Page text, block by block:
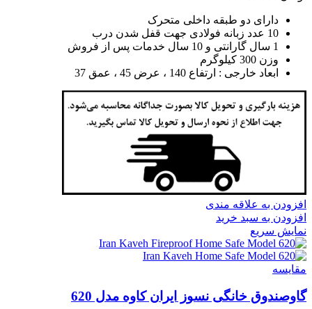
دارای دو طبقه داخلی متحرک
10 عدد زبانه فولادی جهت قفل شدن درب
1 سال گارانتی و 10 سال خدمات پس از فروش
وزن 300 کیلوگرم
ابعاد خارجی : ارتفاع 140 ، عرض 45 ، عمق 37
افزودن به علاقه مندی
افزودن به سبد خرید
نمایش سریع
مقايسه
گاوصندوق خانگی نسوز ایران کاوه مدل 620